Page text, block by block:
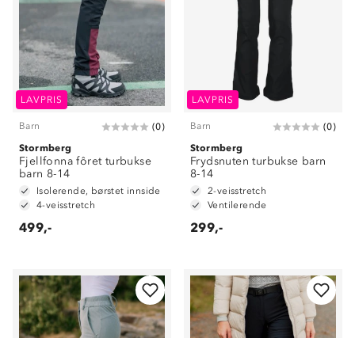
LAVPRIS
Barn (0)
Stormberg
Fjellfonna fôret turbukse
barn 8-14
Isolerende, børstet innside
4-veisstretch
499,-
LAVPRIS
Barn (0)
Stormberg
Frydsnuten turbukse barn
8-14
2-veisstretch
Ventilerende
299,-